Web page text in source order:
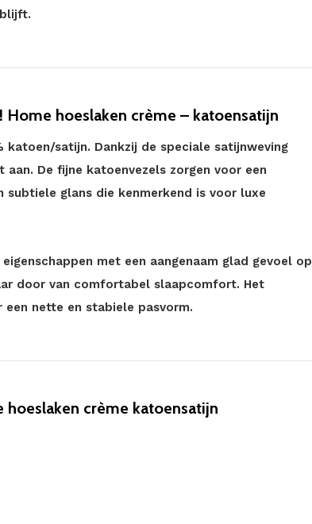
hoeslaken crème – katoensatijn
katoen/satijn. Dankzij de speciale satijnweving
De fijne katoenvezels zorgen voor een
glans die kenmerkend is voor luxe
met een aangenaam glad gevoel op
door van comfortabel slaapcomfort. Het
nette en stabiele pasvorm.
crème katoensatijn